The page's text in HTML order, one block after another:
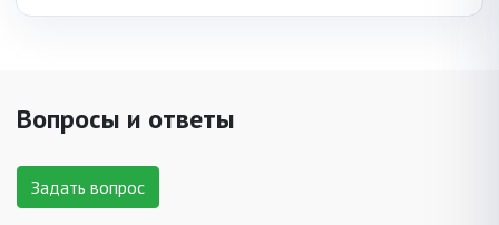
Вопросы и ответы
Задать вопрос